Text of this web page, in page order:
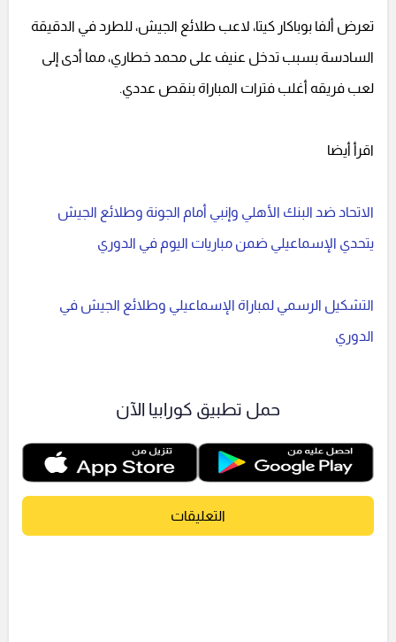
تعرض ألفا بوباكار كيتا، لاعب طلائع الجيش، للطرد في الدقيقة
السادسة بسبب تدخل عنيف على محمد خطاري، مما أدى إلى
لعب فريقه أغلب فترات المباراة بنقص عددي.
اقرأ أيضا
الاتحاد ضد البنك الأهلي وإنبي أمام الجونة وطلائع الجيش
يتحدي الإسماعيلي ضمن مباريات اليوم في الدوري
التشكيل الرسمي لمباراة الإسماعيلي وطلائع الجيش في
الدوري
حمل تطبيق كورابيا الآن
التعليقات